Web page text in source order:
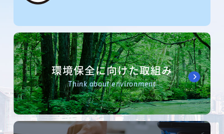
環境保全に向けた取組み
Think about environment